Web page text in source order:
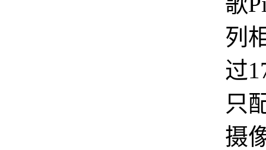
列
过
只
摄